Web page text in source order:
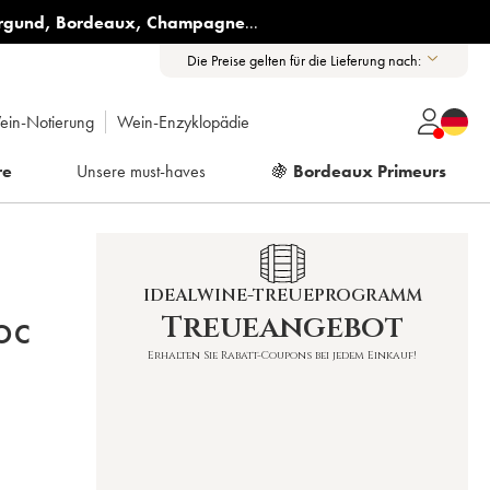
, Bordeaux, Champagne...
Die Preise gelten für die Lieferung nach:
Notierung Wein-Enzyklopädie
Unsere must-haves 🍇 Bordeaux Primeurs
IDEALWINE-TREUEPROGRAMM
Treueangebot
Erhalten Sie Rabatt-Coupons bei jedem Einkauf!